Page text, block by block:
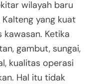
wilayah baru
yang kuat
Ketika
gambut, sungai,
kualitas operasi
Hal itu tidak